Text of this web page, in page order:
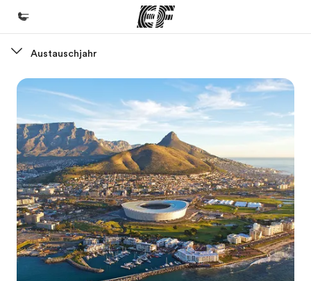
Willkommen bei EF
Programme
Alle Programme ansehen
Büros
Büros in der Nähe
Über uns
Wer wir sind
Karriere
Austauschjahr